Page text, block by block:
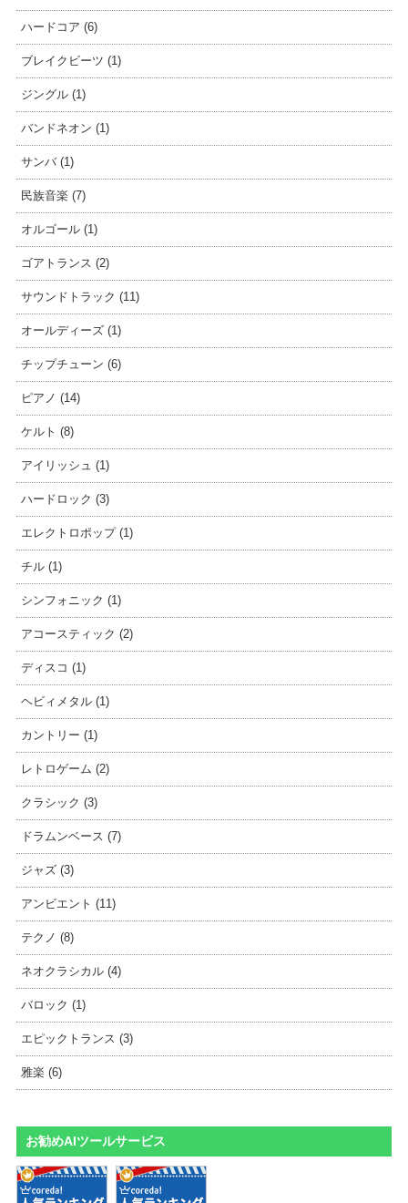
ハードコア (6)
ブレイクビーツ (1)
ジングル (1)
バンドネオン (1)
サンバ (1)
民族音楽 (7)
オルゴール (1)
ゴアトランス (2)
サウンドトラック (11)
オールディーズ (1)
チップチューン (6)
ピアノ (14)
ケルト (8)
アイリッシュ (1)
ハードロック (3)
エレクトロポップ (1)
チル (1)
シンフォニック (1)
アコースティック (2)
ディスコ (1)
ヘビィメタル (1)
カントリー (1)
レトロゲーム (2)
クラシック (3)
ドラムンベース (7)
ジャズ (3)
アンビエント (11)
テクノ (8)
ネオクラシカル (4)
バロック (1)
エピックトランス (3)
雅楽 (6)
お勧めAIツールサービス